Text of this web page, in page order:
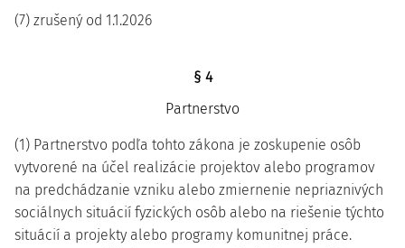
(7) zrušený od 1.1.2026
§ 4
Partnerstvo
(1) Partnerstvo podľa tohto zákona je zoskupenie osôb
vytvorené na účel realizácie projektov alebo programov
na predchádzanie vzniku alebo zmiernenie nepriaznivých
sociálnych situácií fyzických osôb alebo na riešenie týchto
situácií a projekty alebo programy komunitnej práce.